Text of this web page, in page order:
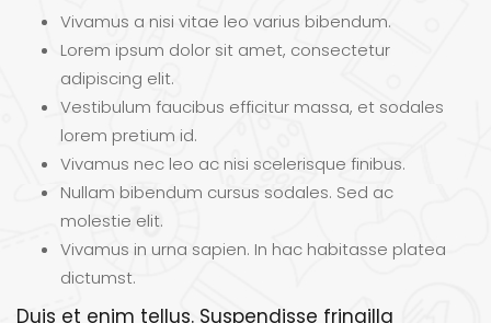
Vivamus a nisi vitae leo varius bibendum.
Lorem ipsum dolor sit amet, consectetur
adipiscing elit.
Vestibulum faucibus efficitur massa, et sodales
lorem pretium id.
Vivamus nec leo ac nisi scelerisque finibus.
Nullam bibendum cursus sodales. Sed ac
molestie elit.
Vivamus in urna sapien. In hac habitasse platea
dictumst.
Duis et enim tellus. Suspendisse fringilla